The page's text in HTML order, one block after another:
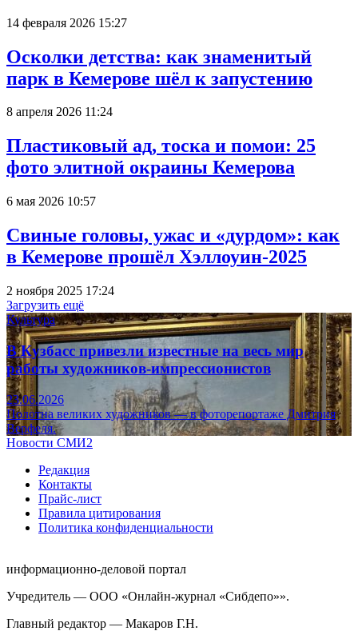
14 февраля 2026 15:27
Осколки детства: как знаменитый
парк в Кемерове шёл к запустению
8 апреля 2026 11:24
Пластиковый ад, тоска и помои: 25
фото элитной окраины Кемерова
6 мая 2026 10:57
Свиные головы, ужас и «дурдом»: как
в Кемерове прошёл Хэллоуин-2025
2 ноября 2025 17:24
Загрузить ещё
Культура
В Кузбасс привезли известные на весь мир
работы художников-импрессионистов
23.06.2026
Полотна великих художников — в фоторепортаже Дмитрия
Верфеля.
Новости СМИ2
Редакция
Контакты
Прайс-лист
Правила цитирования
Политика конфиденциальности
информационно-деловой портал
Учредитель — ООО «Онлайн-журнал «Сибдепо»».
Главный редактор — Макаров Г.Н.